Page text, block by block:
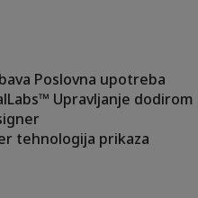
Poslovna upotreba
Upravljanje dodirom
tehnologija prikaza